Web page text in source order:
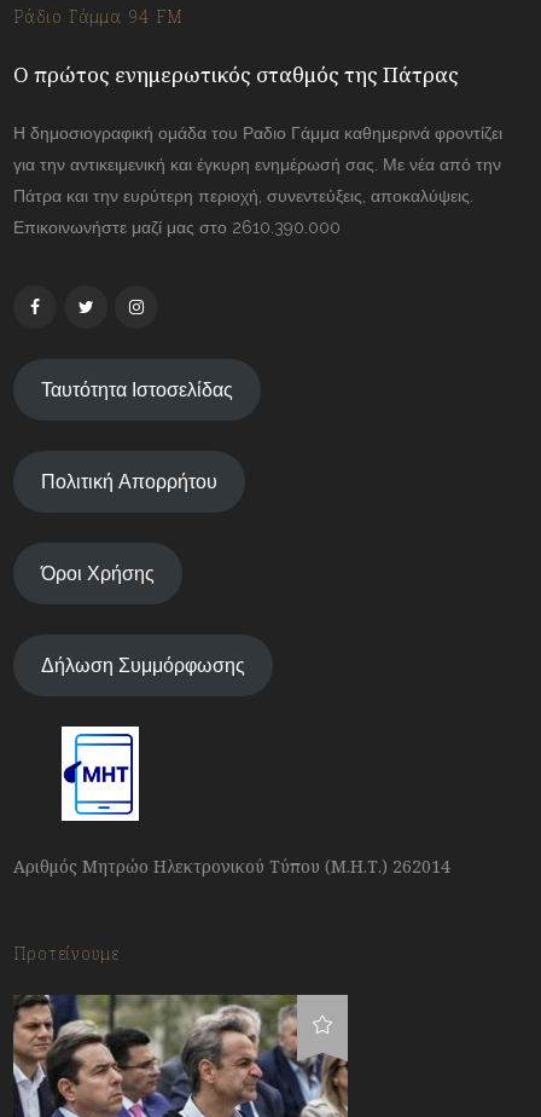
Ράδιο Γάμμα 94 FM
Ο πρώτος ενημερωτικός σταθμός της Πάτρας
Η δημοσιογραφική ομάδα του Ραδιο Γάμμα καθημερινά φροντίζει
για την αντικειμενική και έγκυρη ενημέρωσή σας. Με νέα από την
Πάτρα και την ευρύτερη περιοχή, συνεντεύξεις, αποκαλύψεις.
Επικοινωνήστε μαζί μας στο 2610.390.000
Ταυτότητα Ιστοσελίδας
Πολιτική Απορρήτου
Όροι Χρήσης
Δήλωση Συμμόρφωσης
Αριθμός Μητρώο Ηλεκτρονικού Τύπου (Μ.Η.Τ.) 262014
Προτείνουμε